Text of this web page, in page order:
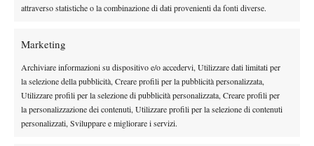
attraverso statistiche o la combinazione di dati provenienti da fonti diverse.
Marketing
Archiviare informazioni su dispositivo e/o accedervi, Utilizzare dati limitati per
la selezione della pubblicità, Creare profili per la pubblicità personalizzata,
Utilizzare profili per la selezione di pubblicità personalizzata, Creare profili per
la personalizzazione dei contenuti, Utilizzare profili per la selezione di contenuti
personalizzati, Sviluppare e migliorare i servizi.
DI TENDENZA
Atp News
Masters 1000 Montreal 2026: Darderi